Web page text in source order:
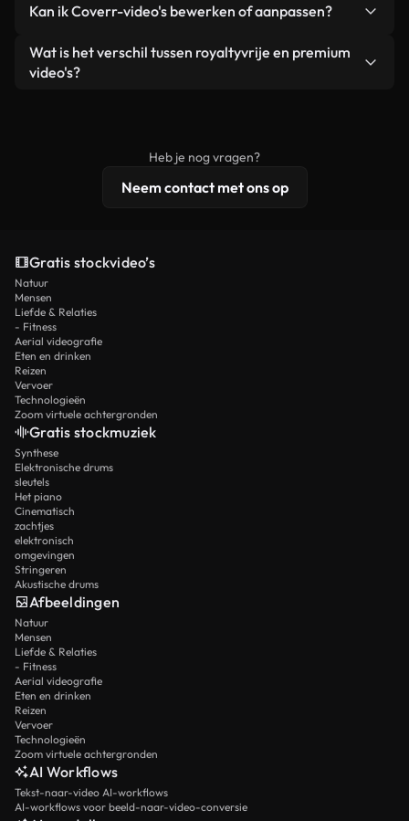
advertenties van klanten, zolang je de beelden
een losstaand product.
zijn of door AI gegenereerd – bevat watermerken.
Je krijgt schoon, direct bruikbaar beeldmateriaal.
Kan ik Coverr-video's bewerken of aanpassen?
Ja. Je mag onze video's inkorten, bijsnijden of
remixen. Zorg er wel voor dat het eindproduct
Wat is het verschil tussen royaltyvrije en premium
video's?
licentiebescherming omvat.
Heb je nog vragen?
Neem contact met ons op
Gratis stockvideo’s
Natuur
Mensen
Liefde & Relaties
- Fitness
Aerial videografie
Eten en drinken
Reizen
Vervoer
Technologieën
Zoom virtuele achtergronden
Gratis stockmuziek
Synthese
Elektronische drums
sleutels
Het piano
Cinematisch
zachtjes
elektronisch
omgevingen
Stringeren
Akustische drums
Afbeeldingen
Natuur
Mensen
Liefde & Relaties
- Fitness
Aerial videografie
Eten en drinken
Reizen
Vervoer
Technologieën
Zoom virtuele achtergronden
AI Workflows
Tekst-naar-video AI-workflows
AI-workflows voor beeld-naar-video-conversie